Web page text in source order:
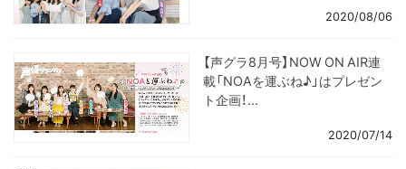
2020/08/06
【声グラ8月号】NOW ON AIR連
載「NOAを運ぶね♪」はプレゼン
ト企画！...
2020/07/14